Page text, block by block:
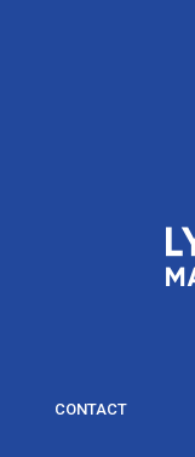
CONTACT